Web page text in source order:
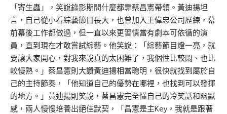
「寄生蟲」，笑說錄影期間什麼都靠蔡昌憲帶領。黃迪揚坦
言，自己從小看綜藝節目長大，也曾加入王偉忠公司歷練，幕
前幕後工作都做過，但一直以來更習慣當有劇本可依循的演
員，直到現在才敢嘗試綜藝。他笑說：「綜藝節目燈一亮，就
要讓大家開心，對我來說真的太困難了，我個性比較悶、也比
較慢熟。」蔡昌憲則大讚黃迪揚相當聰明，很快就找到屬於自
己的主持節奏，「他知道自己的優勢在哪裡，也找到可以發揮
的地方。」黃迪揚則笑說，蔡昌憲完全懂自己的冷笑話和幽默
感，兩人慢慢培養出絕佳默契，「昌憲是主Key，我就是跟著